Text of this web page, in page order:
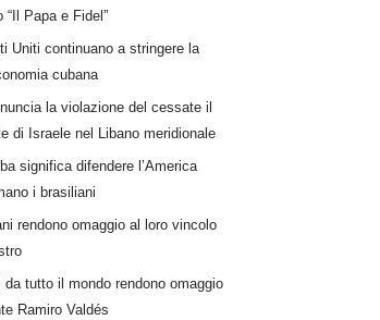
“Il Papa e Fidel”
Uniti continuano a stringere la
cubana
la violazione del cessate il
di Israele nel Libano meridionale
significa difendere l’America
i brasiliani
rendono omaggio al loro vincolo
da tutto il mondo rendono omaggio
Ramiro Valdés